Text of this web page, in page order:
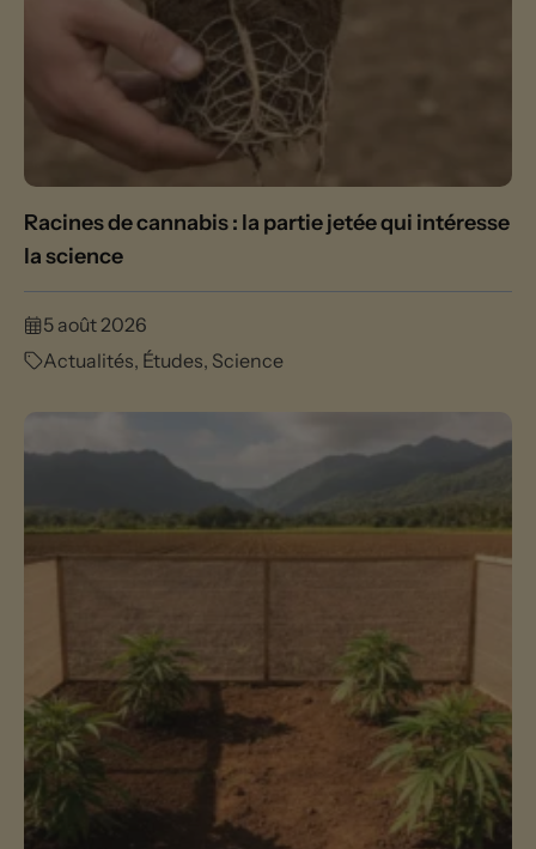
Racines de cannabis : la partie jetée qui intéresse
la science
5 août 2026
Actualités, Études, Science